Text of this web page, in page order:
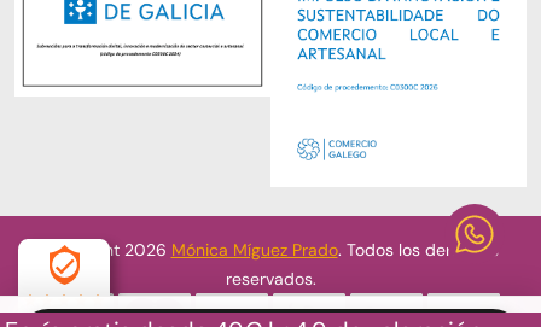
Copyright 2026 Mónica Míguez Prado. Todos los derechos
reservados.